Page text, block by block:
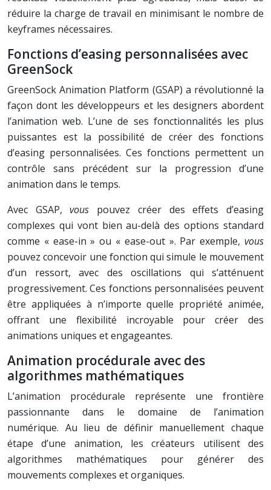
réduire la charge de travail en minimisant le nombre de
keyframes nécessaires.
Fonctions d’easing personnalisées avec
GreenSock
GreenSock Animation Platform (GSAP) a révolutionné la
façon dont les développeurs et les designers abordent
l’animation web. L’une de ses fonctionnalités les plus
puissantes est la possibilité de créer des fonctions
d’easing personnalisées. Ces fonctions permettent un
contrôle sans précédent sur la progression d’une
animation dans le temps.
Avec GSAP,vous pouvez créer des effets d’easing
complexes qui vont bien au-delà des options standard
comme « ease-in » ou « ease-out ». Par exemple, vous
pouvez concevoir une fonction qui simule le mouvement
d’un ressort, avec des oscillations qui s’atténuent
progressivement. Ces fonctions personnalisées peuvent
être appliquées à n’importe quelle propriété animée,
offrant une flexibilité incroyable pour créer des
animations uniques et engageantes.
Animation procédurale avec des
algorithmes mathématiques
L’animation procédurale représente une frontière
passionnante dans le domaine de l’animation
numérique. Au lieu de définir manuellement chaque
étape d’une animation, les créateurs utilisent des
algorithmes mathématiques pour générer des
mouvements complexes et organiques.